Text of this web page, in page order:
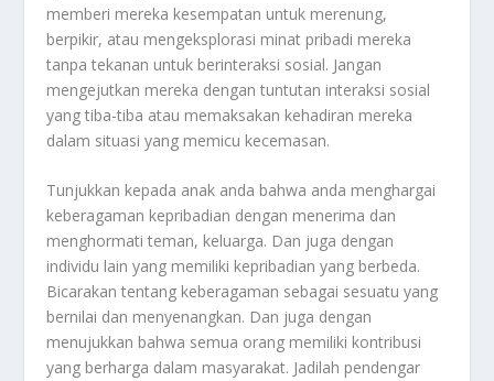
memberi mereka kesempatan untuk merenung,
berpikir, atau mengeksplorasi minat pribadi mereka
tanpa tekanan untuk berinteraksi sosial. Jangan
mengejutkan mereka dengan tuntutan interaksi sosial
yang tiba-tiba atau memaksakan kehadiran mereka
dalam situasi yang memicu kecemasan.
Tunjukkan kepada anak anda bahwa anda menghargai
keberagaman kepribadian dengan menerima dan
menghormati teman, keluarga. Dan juga dengan
individu lain yang memiliki kepribadian yang berbeda.
Bicarakan tentang keberagaman sebagai sesuatu yang
bernilai dan menyenangkan. Dan juga dengan
menujukkan bahwa semua orang memiliki kontribusi
yang berharga dalam masyarakat. Jadilah pendengar